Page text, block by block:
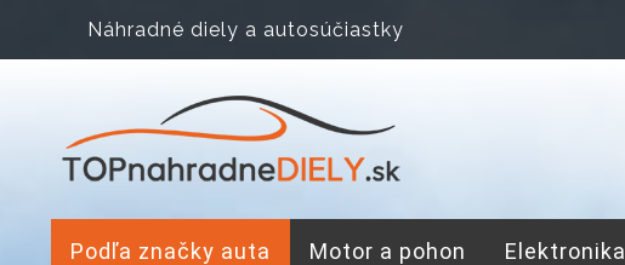
Náhradné diely a autosúčiastky
Podľa značky auta Motor a pohon Elektronika